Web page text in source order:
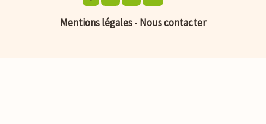
Mentions légales- Nous contacter